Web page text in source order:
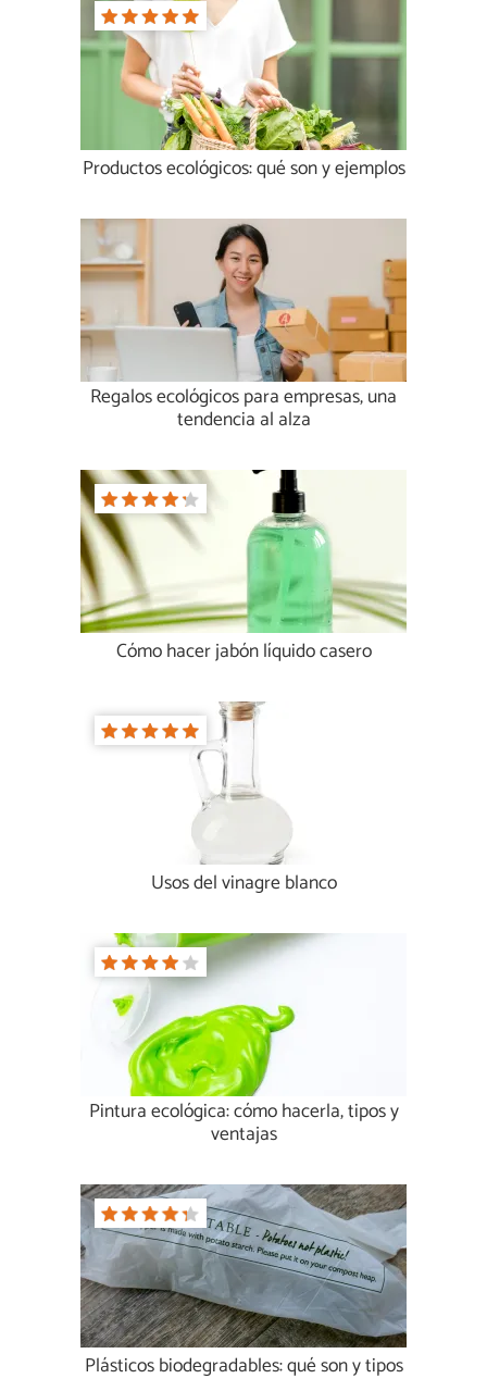
Productos ecológicos: qué son y ejemplos
Regalos ecológicos para empresas, una
tendencia al alza
Cómo hacer jabón líquido casero
Usos del vinagre blanco
Pintura ecológica: cómo hacerla, tipos y
ventajas
Plásticos biodegradables: qué son y tipos